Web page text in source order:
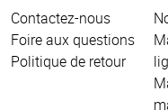
Contactez-nous
Foire aux questions
Politique de retour